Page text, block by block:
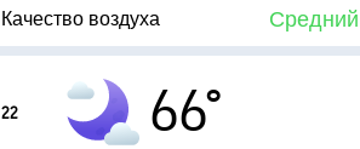
Качество воздуха Средний
AccuLumen Brightness Index™
22 66°